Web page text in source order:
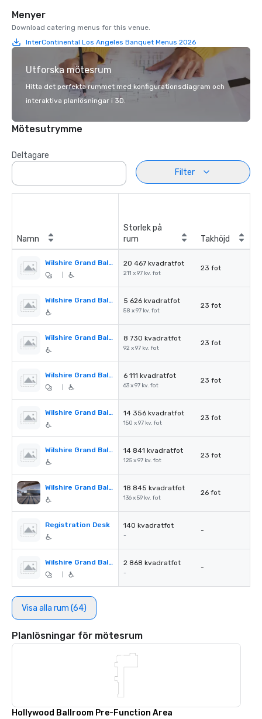
Menyer
Download catering menus for this venue.
InterContinental Los Angeles Banquet Menus 2026
Utforska mötesrum
Hitta det perfekta rummet med konfigurationsdiagram och
interaktiva planlösningar i 3D.
Mötesutrymme
Deltagare
Filter
Namn
Storlek på
rum
Takhöjd
Wilshire Grand Ballroom 20 467 kvadratfot
211 x 97 kv. fot
23 fot
Wilshire Grand Ballroom I 5 626 kvadratfot
58 x 97 kv. fot
23 fot
Wilshire Grand Ballroom II 8 730 kvadratfot
92 x 97 kv. fot
23 fot
Wilshire Grand Ballroom III 6 111 kvadratfot
63 x 97 kv. fot
23 fot
Wilshire Grand Ballroom I & II 14 356 kvadratfot
150 x 97 kv. fot
23 fot
Wilshire Grand Ballroom II & III 14 841 kvadratfot
125 x 97 kv. fot
23 fot
Wilshire Grand Ballroom Pre-Function Area 18 845 kvadratfot
136 x 59 kv. fot
26 fot
Registration Desk 140 kvadratfot
-
-
Wilshire Grand Ballroom Garden 2 868 kvadratfot
-
-
Visa alla rum (64)
Planlösningar för mötesrum
Hollywood Ballroom Pre-Function Area